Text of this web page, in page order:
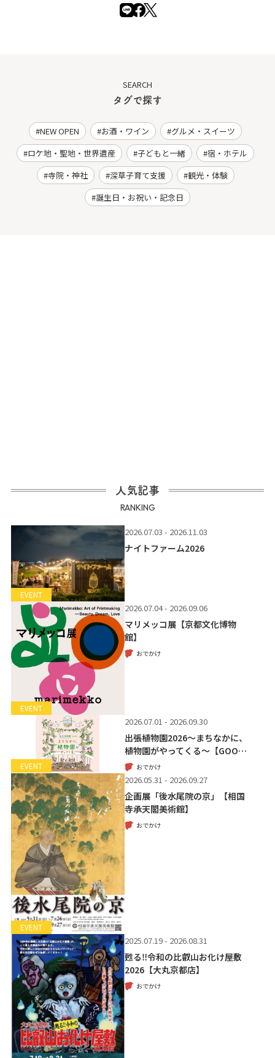
SEARCH
タグで探す
NEW OPEN お酒・ワイン
グルメ・スイーツ
ロケ地・聖地・世界遺産
子どもと一緒
宿・ホテル
寺院・神社
深草子育て支援
観光・体験
誕生日・お祝い・記念日
人気記事
RANKING
EVENT
2026.07.03 - 2026.11.03
ナイトファーム2026
EVENT
2026.07.04 - 2026.09.06
マリメッコ展【京都文化博物
館】
おでかけ
EVENT
2026.07.01 - 2026.09.30
出張植物園2026～まちなかに、
植物園がやってくる～【GOO…
おでかけ
EVENT
2026.05.31 - 2026.09.27
企画展「後水尾院の京」【相国
寺承天閣美術館】
おでかけ
2025.07.19 - 2026.08.31
甦る‼令和の比叡山お化け屋敷
2026【大丸京都店】
おでかけ